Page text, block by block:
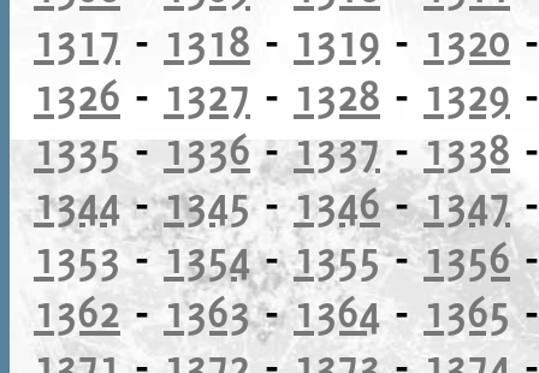
1317 - 1318 - 1319 - 1320
1326 - 1327 - 1328 - 1329
1335 - 1336 -1337- 1338
1344-1345-1346-1347
1353-1354-1355-1356
1362 - 1363-1364 - 1365